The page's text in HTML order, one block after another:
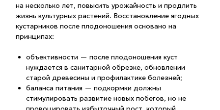
на несколько лет, повысить урожайность и продлить
жизнь культурных растений. Восстановление ягодных
кустарников после плодоношения основано на
принципах:
объективности — после плодоношения куст
нуждается в санитарной обрезке, обновлении
старой древесины и профилактике болезней;
баланса питания — подкормки должны
стимулировать развитие новых побегов, но не